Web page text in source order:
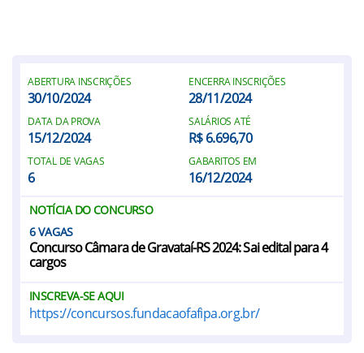
ABERTURA INSCRIÇÕES
30/10/2024
ENCERRA INSCRIÇÕES
28/11/2024
DATA DA PROVA
15/12/2024
SALÁRIOS ATÉ
R$ 6.696,70
TOTAL DE VAGAS
6
GABARITOS EM
16/12/2024
NOTÍCIA DO CONCURSO
6
Concurso Câmara de Gravataí-RS 2024: Sai edital para 4
cargos
INSCREVA-SE AQUI
https://concursos.fundacaofafipa.org.br/